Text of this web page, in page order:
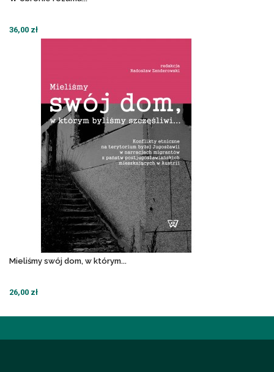
36,00 zł
Mieliśmy swój dom, w którym...
26,00 zł